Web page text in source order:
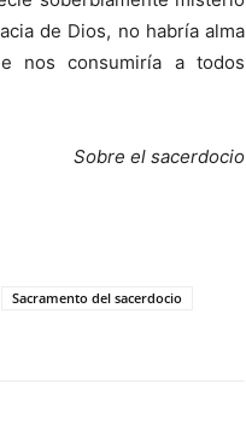
de Dios, no habría alma
nos consumiría a todos
Sobre el sacerdocio
Sacramento del sacerdocio